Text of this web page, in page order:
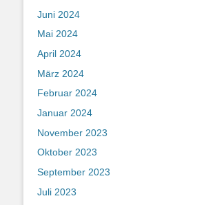
Juni 2024
Mai 2024
April 2024
März 2024
Februar 2024
Januar 2024
November 2023
Oktober 2023
September 2023
Juli 2023